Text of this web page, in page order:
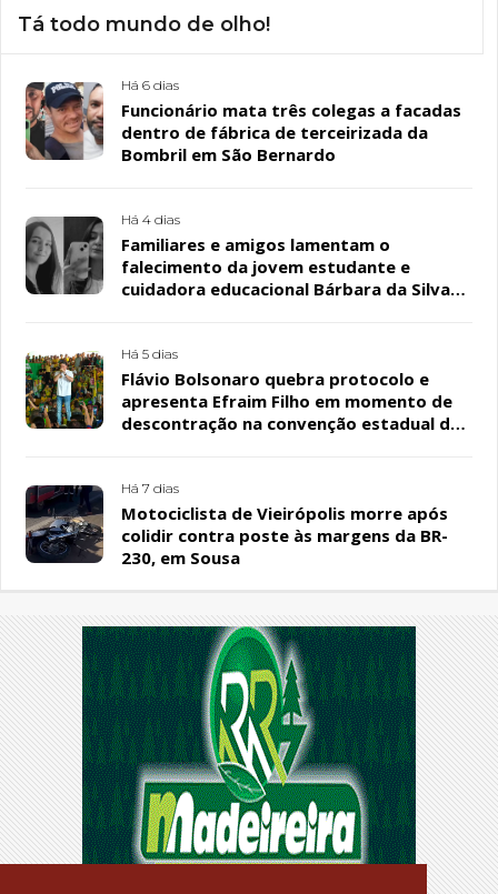
Tá todo mundo de olho!
Há 6 dias
Funcionário mata três colegas a facadas
dentro de fábrica de terceirizada da
Bombril em São Bernardo
Há 4 dias
Familiares e amigos lamentam o
falecimento da jovem estudante e
cuidadora educacional Bárbara da Silva
Há 5 dias
Flávio Bolsonaro quebra protocolo e
apresenta Efraim Filho em momento de
descontração na convenção estadual do
Há 7 dias
Motociclista de Vieirópolis morre após
colidir contra poste às margens da BR-
230, em Sousa